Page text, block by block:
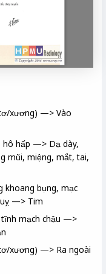
xương) —> Vào
hấp —> Dạ dày,
mũi, miệng, mắt, tai,
khoang bụng, mạc
—> Tim
mạch chậu —>
xương) —> Ra ngoài